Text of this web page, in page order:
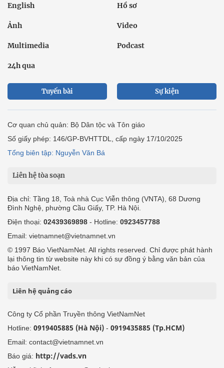
English Hồ sơ
Ảnh Video
Multimedia Podcast
24h qua
Tuyến bài Sự kiện
Cơ quan chủ quản: Bộ Dân tộc và Tôn giáo
Số giấy phép: 146/GP-BVHTTDL, cấp ngày 17/10/2025
Tổng biên tập: Nguyễn Văn Bá
Liên hệ tòa soạn
Địa chỉ: Tầng 18, Toà nhà Cục Viễn thông (VNTA), 68 Dương
Đình Nghệ, phường Cầu Giấy, TP. Hà Nội.
Điện thoại: 02439369898 - Hotline: 0923457788
Email: vietnamnet@vietnamnet.vn
© 1997 Báo VietNamNet. All rights reserved. Chỉ được phát hành
lại thông tin từ website này khi có sự đồng ý bằng văn bản của
báo VietNamNet.
Liên hệ quảng cáo
Công ty Cổ phần Truyền thông VietNamNet
Hotline: 0919405885 (Hà Nội) - 0919435885 (Tp.HCM)
Email: contact@vietnamnet.vn
Báo giá: http://vads.vn